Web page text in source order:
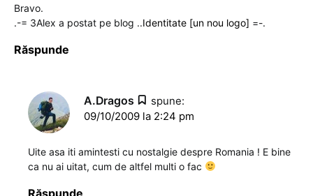
Bravo.
.-= 3Alex a postat pe blog ..Identitate [un nou logo] =-.
Răspunde
A.Dragos
spune:
09/10/2009 la 2:24 pm
Uite asa iti amintesti cu nostalgie despre Romania ! E bine
ca nu ai uitat, cum de altfel multi o fac
Răspunde